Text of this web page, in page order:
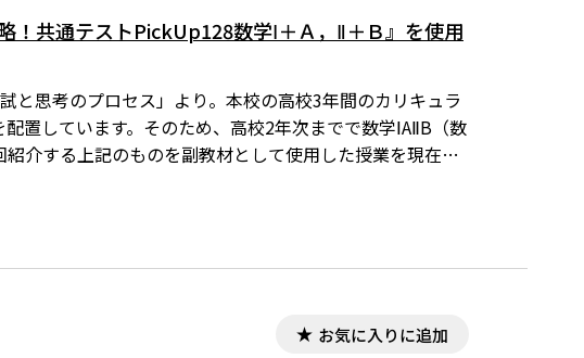
共通テストPickUp128数学Ⅰ＋Ａ，Ⅱ＋Ｂ』を使用
思考のプロセス」より。本校の高校3年間のカリキュラ
置しています。そのため、高校2年次までで数学ⅠAⅡB（数
介する上記のものを副教材として使用した授業を現在展
お気に入りに追加